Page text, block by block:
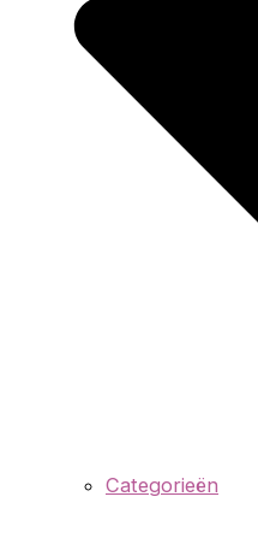
Categorieën